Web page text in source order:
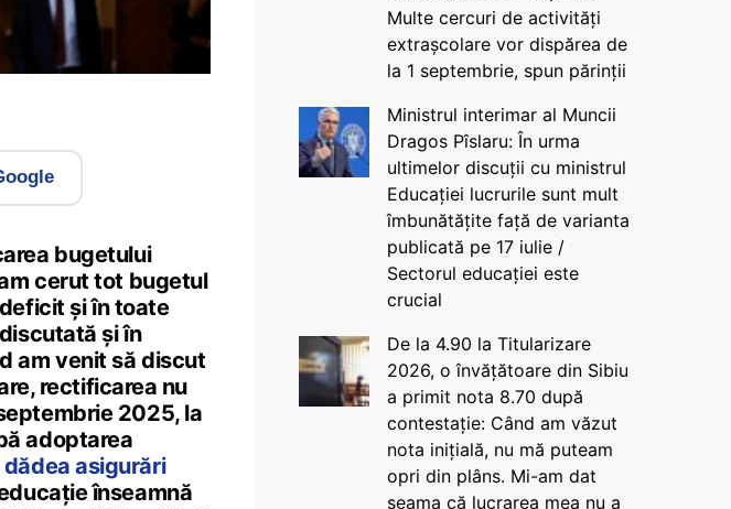
bugetului
cerut tot bugetul
și în toate
și în
am venit să discut
rectificarea nu
2025, la
adoptarea
asigurări
înseamnă
Multe cercuri de activități
extrașcolare vor dispărea de
la 1 septembrie, spun părinții
Ministrul interimar al Muncii
Dragos Pîslaru: În urma
ultimelor discuții cu ministrul
Educației lucrurile sunt mult
îmbunătățite față de varianta
publicată pe 17 iulie /
Sectorul educației este
crucial
De la 4.90 la Titularizare
2026, o învățătoare din Sibiu
a primit nota 8.70 după
contestație: Când am văzut
nota inițială, nu mă puteam
opri din plâns. Mi-am dat
seama că lucrarea mea nu a